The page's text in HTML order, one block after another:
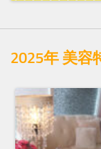
2025年 美容